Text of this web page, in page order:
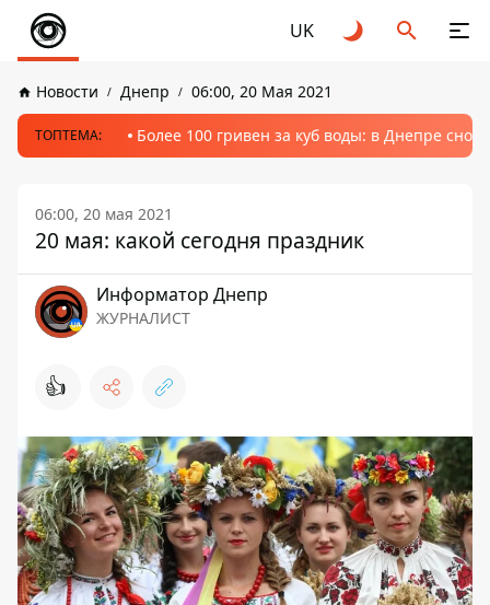
UK
Новости Днепр 06:00, 20 Мая 2021
ТОПТЕМА: Более 100 гривен за куб воды: в Днепре
06:00, 20 мая 2021
20 мая: какой сегодня праздник
Информатор Днепр
ЖУРНАЛИСТ
👍